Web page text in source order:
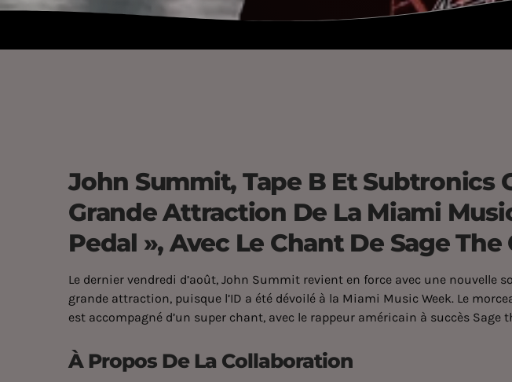
John Summit, Tape B Et Subtronics
Grande Attraction De La Miami
Pedal », Avec Le Chant De Sage The
Le dernier vendredi d’août, John Summit revient en force avec une nouvelle
grande attraction, puisque l’ID a été dévoilé à la Miami Music Week. Le
est accompagné d’un super chant, avec le rappeur américain à succès Sage
À Propos De La Collaboration